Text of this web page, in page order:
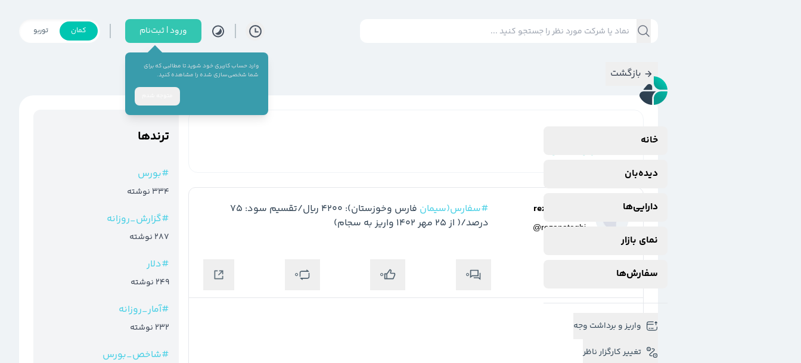
ورود | ثبت‌نام
وارد حساب کاربری خود شوید تا مطالبی که برای
شما شخصی‌سازی شده را مشاهده کنید.
کمان توربو
خانه
دیده‌بان
دارایی‌ها
نمای بازار
سفارش‌ها
واریز و برداشت وجه
تغییر کارگزار ناظر
بازگشت
reza nateghi
@rezanateghi
#سفارس(سیمان
درصد/( از 25 مهر 1402 واریز به سجام)
0
0
0
ترند‌ها
#بورس
334 نوشته
#گزارش_روزانه
287 نوشته
#دلار
249 نوشته
#آمار_روزانه
232 نوشته
#شاخص_بورس